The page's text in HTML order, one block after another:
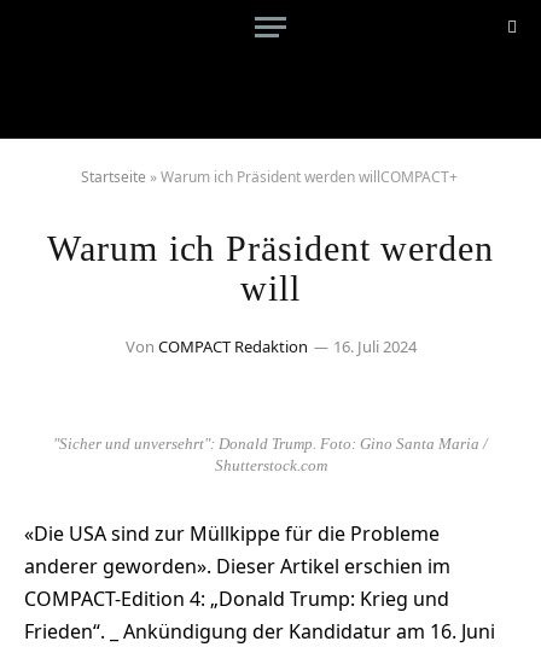
Startseite »Warum ich Präsident werden willCOMPACT+
Warum ich Präsident werden
will
Von COMPACT Redaktion 16. Juli 2024
"Sicher und unversehrt": Donald Trump. Foto: Gino Santa Maria /
Shutterstock.com
«Die USA sind zur Müllkippe für die Probleme
anderer geworden». Dieser Artikel erschien im
COMPACT-Edition 4: „Donald Trump: Krieg und
Frieden“. _ Ankündigung der Kandidatur am 16. Juni